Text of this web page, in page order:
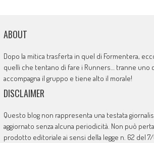
ABOUT
Dopo la mitica trasferta in quel di Formentera,
quelli che tentano di fare i Runners… tranne uno
accompagna il gruppo e tiene alto il morale!
DISCLAIMER
Questo blog non rappresenta una testata
aggiornato senza alcuna periodicità. Non può
prodotto editoriale ai sensi della legge n. 62 del